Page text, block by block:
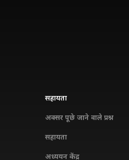
सहायता
अक्सर पूछे जाने वाले प्रश्न
सहायता
अध्ययन केंद्र